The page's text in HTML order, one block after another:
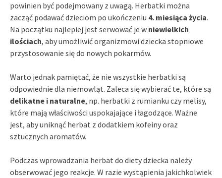
powinien być podejmowany z uwagą. Herbatki można
zacząć podawać dzieciom po ukończeniu 4. miesiąca życia.
Na początku najlepiej jest serwować je w niewielkich
ilościach, aby umożliwić organizmowi dziecka stopniowe
przystosowanie się do nowych pokarmów.
Warto jednak pamiętać, że nie wszystkie herbatki są
odpowiednie dla niemowląt. Zaleca się wybierać te, które są
delikatne i naturalne, np. herbatki z rumianku czy melisy,
które mają właściwości uspokajające i łagodzące. Ważne
jest, aby uniknąć herbat z dodatkiem kofeiny oraz
sztucznych aromatów.
Podczas wprowadzania herbat do diety dziecka należy
obserwować jego reakcje. W razie wystąpienia jakichkolwiek